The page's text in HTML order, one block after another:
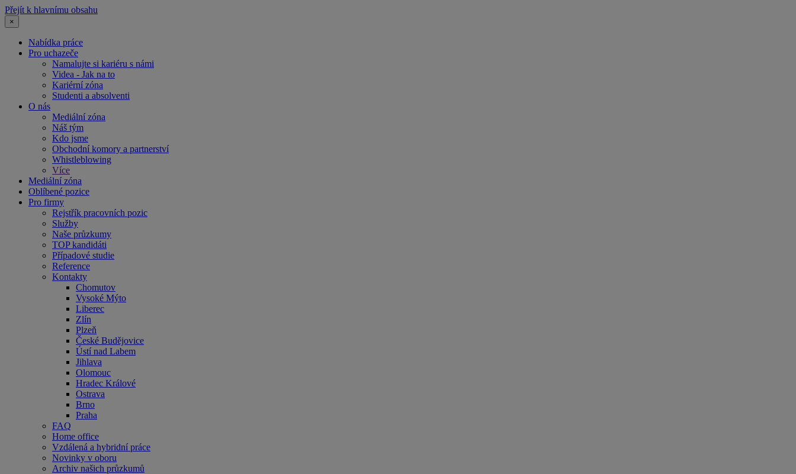
Přejít k hlavnímu obsahu
×
Nabídka práce
Pro uchazeče
Namalujte si kariéru s námi
Videa - Jak na to
Kariérní zóna
Studenti a absolventi
O nás
Mediální zóna
Náš tým
Kdo jsme
Obchodní komory a partnerství
Whistleblowing
Více
Mediální zóna
Oblíbené pozice
Pro firmy
Rejstřík pracovních pozic
Služby
Naše průzkumy
TOP kandidáti
Případové studie
Reference
Kontakty
Chomutov
Vysoké Mýto
Liberec
Zlín
Plzeň
České Budějovice
Ústí nad Labem
Jihlava
Olomouc
Hradec Králové
Ostrava
Brno
Praha
FAQ
Home office
Vzdálená a hybridní práce
Novinky v oboru
Archiv našich průzkumů